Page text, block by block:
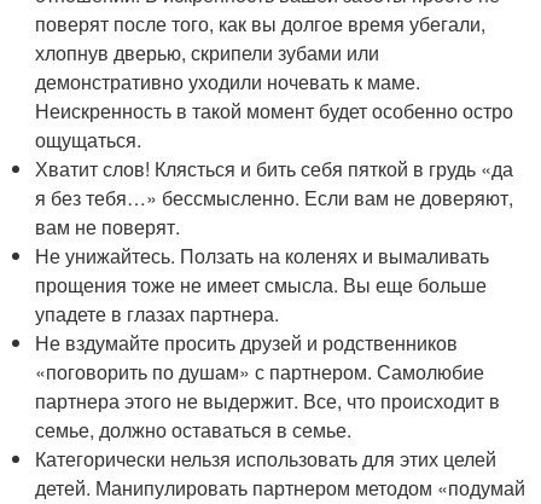
поверят после того, как вы долгое время убегали,
хлопнув дверью, скрипели зубами или
демонстративно уходили ночевать к маме.
Неискренность в такой момент будет особенно остро
ощущаться.
Хватит слов! Клясться и бить себя пяткой в грудь «да
я без тебя…» бессмысленно. Если вам не доверяют,
вам не поверят.
Не унижайтесь. Ползать на коленях и вымаливать
прощения тоже не имеет смысла. Вы еще больше
упадете в глазах партнера.
Не вздумайте просить друзей и родственников
«поговорить по душам» с партнером. Самолюбие
партнера этого не выдержит. Все, что происходит в
семье, должно оставаться в семье.
Категорически нельзя использовать для этих целей
детей. Манипулировать партнером методом «подумай